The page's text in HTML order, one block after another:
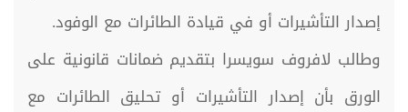
إصدار التأشيرات أو في قيادة الطائرات مع الوفود.
وطالب لافروف سويسرا بتقديم ضمانات قانونية على
الورق بأن إصدار التأشيرات أو تحليق الطائرات مع